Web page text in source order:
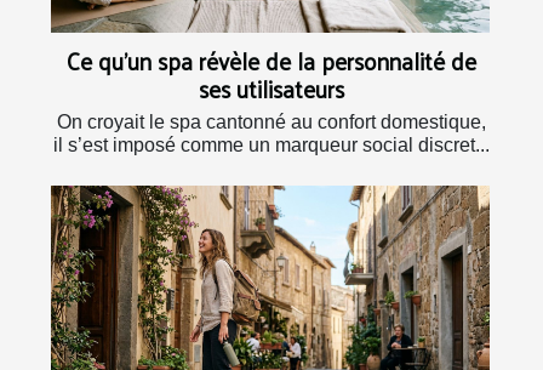
Ce qu’un spa révèle de la personnalité de
ses utilisateurs
On croyait le spa cantonné au confort domestique,
il s’est imposé comme un marqueur social discret...